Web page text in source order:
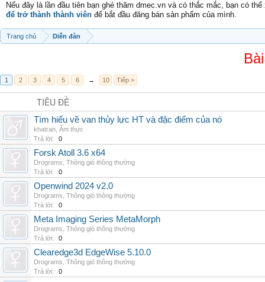
Nếu đây là lần đầu tiên bạn ghé thăm dmec.vn và có thắc mắc, bạn có
để trở thành thành viên để bắt đầu đăng bán sản phẩm của mình.
Trang chủ Diễn đàn
1 2 3 4 5 6 → 10 Tiếp >
TIÊU ĐỀ
Tìm hiểu về van thủy lực HT và đặc điểm của nó
khatran Ẩm thực
Trả lời:
0
Forsk Atoll 3.6 x64
Drograms Thông gió thông thường
Trả lời:
0
Openwind 2024 v2.0
Drograms Thông gió thông thường
Trả lời:
0
Meta Imaging Series MetaMorph
Drograms Thông gió thông thường
Trả lời:
0
Clearedge3d EdgeWise 5.10.0
Drograms Thông gió thông thường
Trả lời:
0